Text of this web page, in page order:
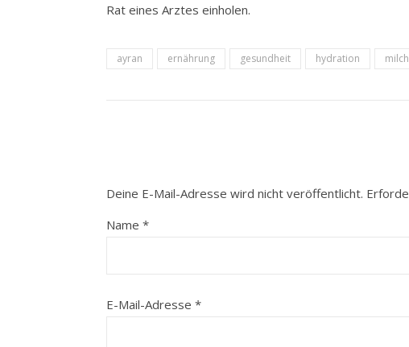
Rat eines Arztes einholen.
ayran ernährung gesundheit hydration
Deine E-Mail-Adresse wird nicht veröffentlicht.
Name *
E-Mail-Adresse *